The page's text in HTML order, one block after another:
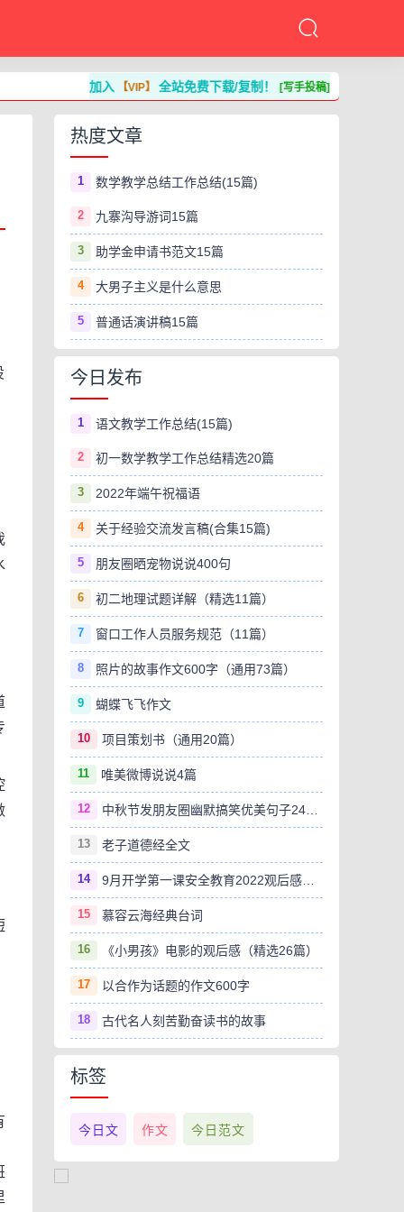
加入【VIP】 全站免费下载/复制！ [写手投稿]
热度文章
1 数学教学总结工作总结(15篇)
2 九寨沟导游词15篇
3 助学金申请书范文15篇
4 大男子主义是什么意思
5 普通话演讲稿15篇
今日发布
1 语文教学工作总结(15篇)
2 初一数学教学工作总结精选20篇
3 2022年端午祝福语
4 关于经验交流发言稿(合集15篇)
5 朋友圈晒宠物说说400句
6 初二地理试题详解（精选11篇）
7 窗口工作人员服务规范（11篇）
8 照片的故事作文600字（通用73篇）
9 蝴蝶飞飞作文
10 项目策划书（通用20篇）
11 唯美微博说说4篇
12 中秋节发朋友圈幽默搞笑优美句子240句
13 老子道德经全文
14 9月开学第一课安全教育2022观后感范文（精选8篇）
15 慕容云海经典台词
16 《小男孩》电影的观后感（精选26篇）
17 以合作为话题的作文600字
18 古代名人刻苦勤奋读书的故事
标签
今日文 作文 今日范文